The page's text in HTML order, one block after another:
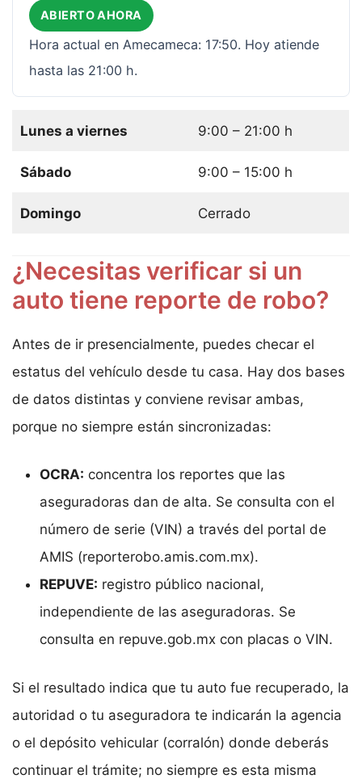
ABIERTO AHORA
Hora actual en Amecameca: 17:50. Hoy atiende
hasta las 21:00 h.
Lunes a viernes 9:00 – 21:00 h
Sábado 9:00 – 15:00 h
Domingo Cerrado
¿Necesitas verificar si un
auto tiene reporte de robo?
Antes de ir presencialmente, puedes checar el
estatus del vehículo desde tu casa. Hay dos bases
de datos distintas y conviene revisar ambas,
porque no siempre están sincronizadas:
OCRA: concentra los reportes que las
aseguradoras dan de alta. Se consulta con el
número de serie (VIN) a través del portal de
AMIS (reporterobo.amis.com.mx).
REPUVE: registro público nacional,
independiente de las aseguradoras. Se
consulta en repuve.gob.mx con placas o VIN.
Si el resultado indica que tu auto fue recuperado, la
autoridad o tu aseguradora te indicarán la agencia
o el depósito vehicular (corralón) donde deberás
continuar el trámite; no siempre es esta misma